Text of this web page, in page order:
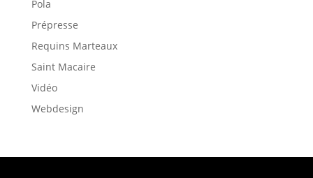
Pola
Prépresse
Requins Marteaux
Saint Macaire
Vidéo
Webdesign